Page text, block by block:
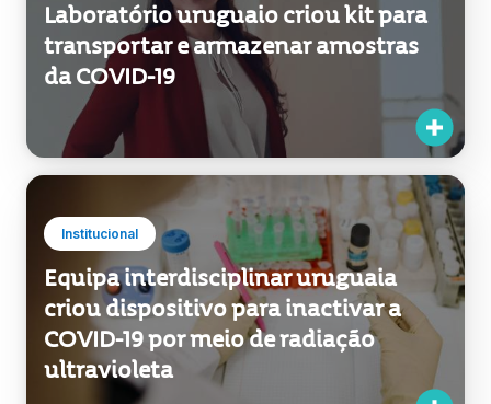
Laboratório uruguaio criou kit para
transportar e armazenar amostras
da COVID-19
Institucional
Equipa interdisciplinar uruguaia
criou dispositivo para inactivar a
COVID-19 por meio de radiação
ultravioleta